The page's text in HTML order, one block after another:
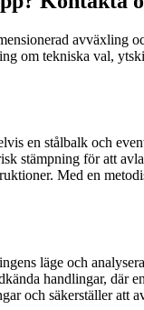
avväxling
om tekniska val,
en stålbalk och
stämpning för att
Med en
läge och
handlingar, där
och säkerställer att